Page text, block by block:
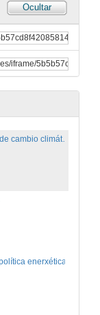
Ocultar
enerxética